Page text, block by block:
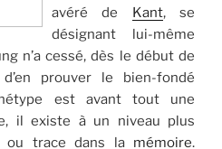
avéré de Kant, se
désignant lui-même
n’a cessé, dès le début de
prouver le bien-fondé
est avant tout une
il existe à un niveau plus
ou trace dans la mémoire.